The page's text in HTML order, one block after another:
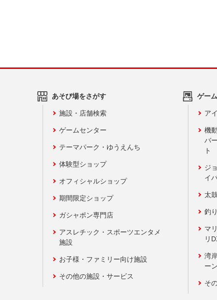
あそび場をさがす
施設・店舗検索
ゲームセンター
テーマパーク・ゆうえんち
体験型ショップ
オフィシャルショップ
期間限定ショップ
ガシャポン専門店
アスレチック・スポーツエンタメ
施設
お子様・ファミリー向け施設
その他の施設・サービス
ゲー
ア
機
バ
ト
ジ
イ
太
釣
マ
リ
湾
ー
そ